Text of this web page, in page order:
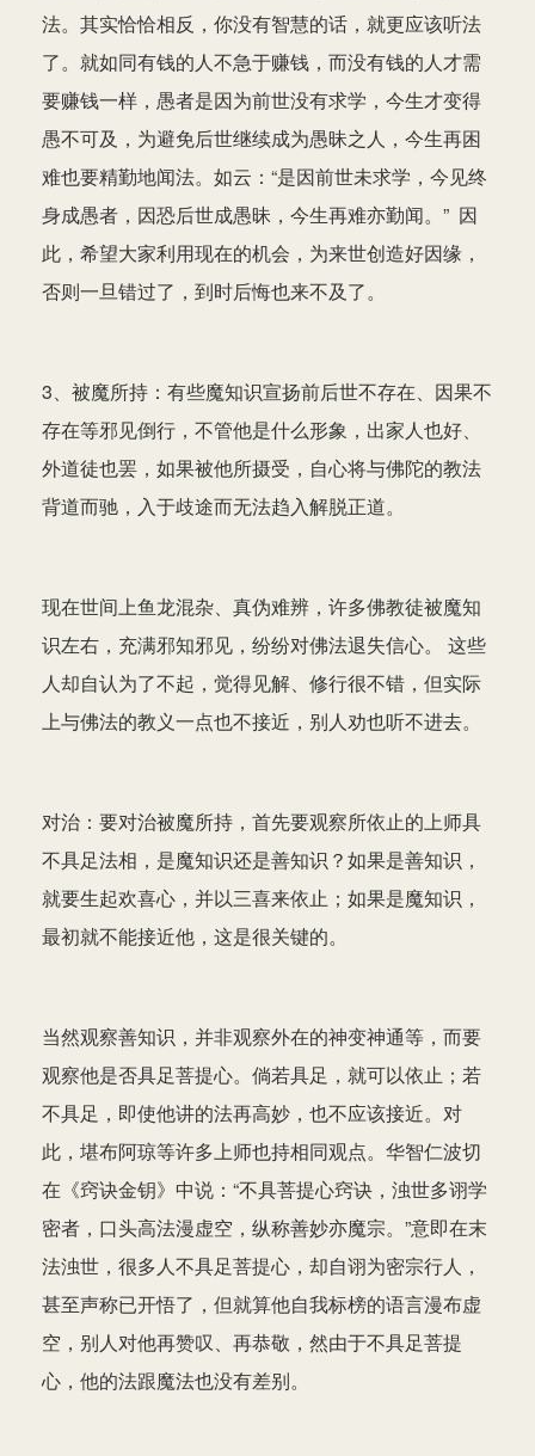
法。其实恰恰相反，你没有智慧的话，就更应该听法
了。就如同有钱的人不急于赚钱，而没有钱的人才需
要赚钱一样，愚者是因为前世没有求学，今生才变得
愚不可及，为避免后世继续成为愚昧之人，今生再困
难也要精勤地闻法。如云：“是因前世未求学，今见终
身成愚者，因恐后世成愚昧，今生再难亦勤闻。” 因
此，希望大家利用现在的机会，为来世创造好因缘，
否则一旦错过了，到时后悔也来不及了。
3、被魔所持：有些魔知识宣扬前后世不存在、因果不
存在等邪见倒行，不管他是什么形象，出家人也好、
外道徒也罢，如果被他所摄受，自心将与佛陀的教法
背道而驰，入于歧途而无法趋入解脱正道。
现在世间上鱼龙混杂、真伪难辨，许多佛教徒被魔知
识左右，充满邪知邪见，纷纷对佛法退失信心。 这些
人却自认为了不起，觉得见解、修行很不错，但实际
上与佛法的教义一点也不接近，别人劝也听不进去。
对治：要对治被魔所持，首先要观察所依止的上师具
不具足法相，是魔知识还是善知识？如果是善知识，
就要生起欢喜心，并以三喜来依止；如果是魔知识，
最初就不能接近他，这是很关键的。
当然观察善知识，并非观察外在的神变神通等，而要
观察他是否具足菩提心。倘若具足，就可以依止；若
不具足，即使他讲的法再高妙，也不应该接近。对
此，堪布阿琼等许多上师也持相同观点。华智仁波切
在《窍诀金钥》中说：“不具菩提心窍诀，浊世多诩学
密者，口头高法漫虚空，纵称善妙亦魔宗。”意即在末
法浊世，很多人不具足菩提心，却自诩为密宗行人，
甚至声称已开悟了，但就算他自我标榜的语言漫布虚
空，别人对他再赞叹、再恭敬，然由于不具足菩提
心，他的法跟魔法也没有差别。